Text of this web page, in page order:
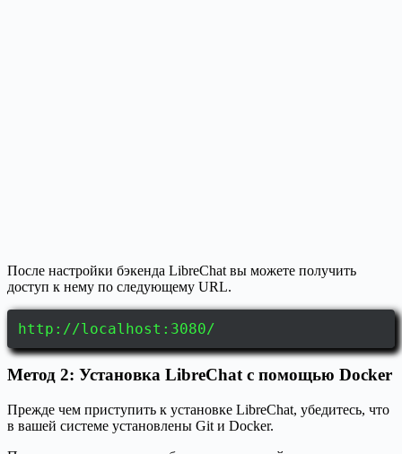
После настройки бэкенда LibreChat вы можете получить
доступ к нему по следующему URL.
http://localhost:3080/
Метод 2: Установка LibreChat с помощью Docker
Прежде чем приступить к установке LibreChat, убедитесь, что
в вашей системе установлены Git и Docker.